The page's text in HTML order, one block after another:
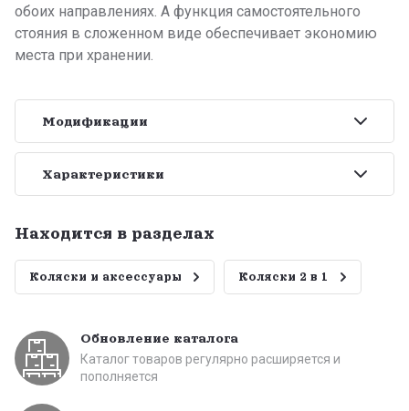
обоих направлениях. А функция самостоятельного
стояния в сложенном виде обеспечивает экономию
места при хранении.
Модификации
Характеристики
Находится в разделах
Коляски и аксессуары Коляски 2 в 1
Обновление каталога
Каталог товаров регулярно расширяется и
пополняется